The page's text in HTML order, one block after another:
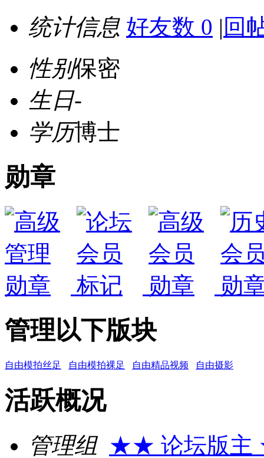
统计信息 好友数 0 | 回
性别保密
生日-
学历博士
勋章
管理以下版块
自由模拍丝足 自由模拍裸足 自由精品视频 自由摄影
活跃概况
管理组 ★★ 论坛版